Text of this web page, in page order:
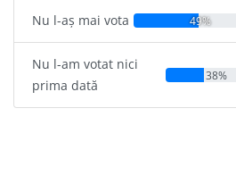
Nu l-aș mai vota 49%
Nu l-am votat nici
prima dată
38%